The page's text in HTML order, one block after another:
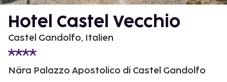
Hotel Castel Vecchio
Castel Gandolfo, Italien
Nära Palazzo Apostolico di Castel Gandolfo